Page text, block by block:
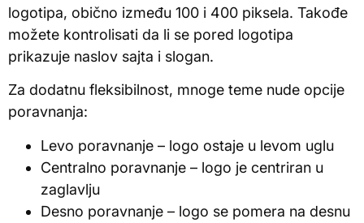
logotipa, obično između 100 i 400 piksela. Takođe
možete kontrolisati da li se pored logotipa
prikazuje naslov sajta i slogan.
Za dodatnu fleksibilnost, mnoge teme nude opcije
poravnanja:
Levo poravnanje – logo ostaje u levom uglu
Centralno poravnanje – logo je centriran u
zaglavlju
Desno poravnanje – logo se pomera na desnu